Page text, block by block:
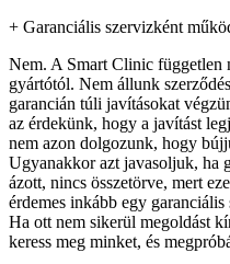
+ Garanciális szervizként
Nem. A Smart Clinic független
gyártótól. Nem állunk
garancián túli javításokat
az érdekünk, hogy a javítást
nem azon dolgozunk, hogy
Ugyanakkor azt javasoljuk, ha
ázott, nincs összetörve, mert
érdemes inkább egy
Ha ott nem sikerül megoldást
keress meg minket, és